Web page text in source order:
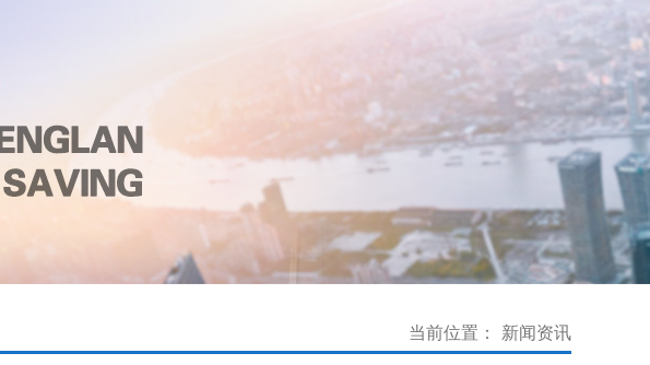
当前位置： 新闻资讯